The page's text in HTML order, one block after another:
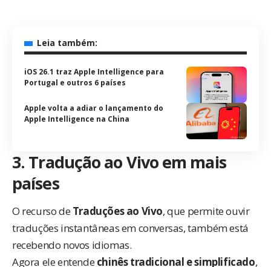
Leia também:
iOS 26.1 traz Apple Intelligence para
Portugal e outros 6 países
Apple volta a adiar o lançamento do
Apple Intelligence na China
3. Tradução ao Vivo em mais
países
O recurso de Traduções ao Vivo, que permite ouvir
traduções instantâneas em conversas, também está
recebendo novos idiomas.
Agora ele entende chinês tradicional e simplificado,